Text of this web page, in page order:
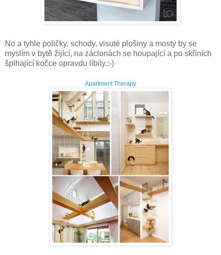
No a tyhle poličky, schody, visuté plošiny a mosty by se
myslím v bytě žijící, na záclonách se houpající a po skříních
šplhající kočce opravdu líbily.:-)
Apartment Therapy